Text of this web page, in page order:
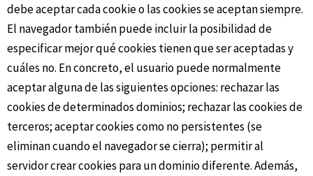
debe aceptar cada cookie o las cookies se aceptan siempre.
El navegador también puede incluir la posibilidad de
especificar mejor qué cookies tienen que ser aceptadas y
cuáles no. En concreto, el usuario puede normalmente
aceptar alguna de las siguientes opciones: rechazar las
cookies de determinados dominios; rechazar las cookies de
terceros; aceptar cookies como no persistentes (se
eliminan cuando el navegador se cierra); permitir al
servidor crear cookies para un dominio diferente. Además,